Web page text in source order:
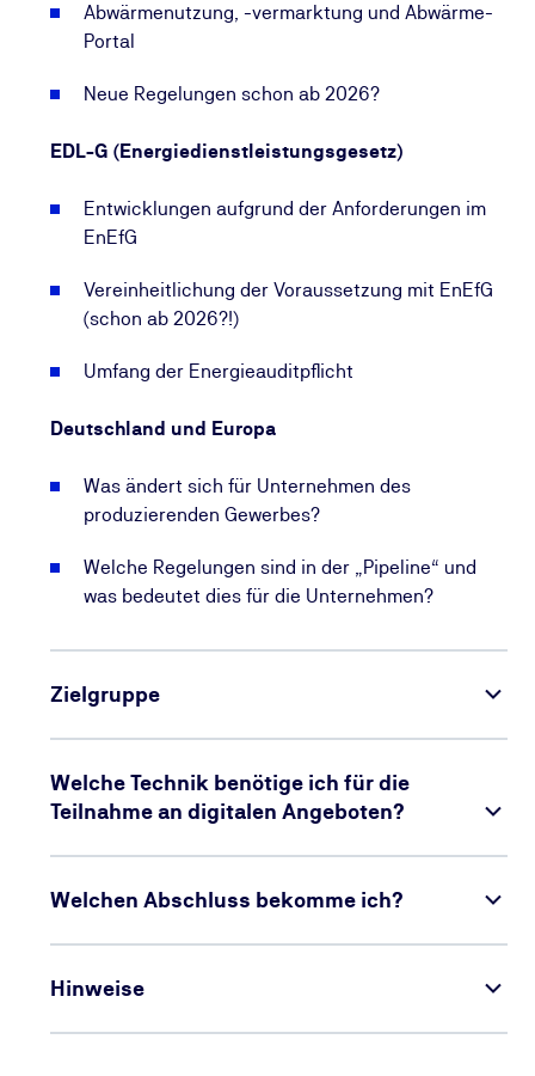
Abwärmenutzung, -vermarktung und Abwärme-
Portal
Neue Regelungen schon ab 2026?
EDL-G (Energiedienstleistungsgesetz)
Entwicklungen aufgrund der Anforderungen im
EnEfG
Vereinheitlichung der Voraussetzung mit EnEfG
(schon ab 2026?!)
Umfang der Energieauditpflicht
Deutschland und Europa
Was ändert sich für Unternehmen des
produzierenden Gewerbes?
Welche Regelungen sind in der „Pipeline“ und
was bedeutet dies für die Unternehmen?
Zielgruppe
Welche Technik benötige ich für die
Teilnahme an digitalen Angeboten?
Welchen Abschluss bekomme ich?
Hinweise